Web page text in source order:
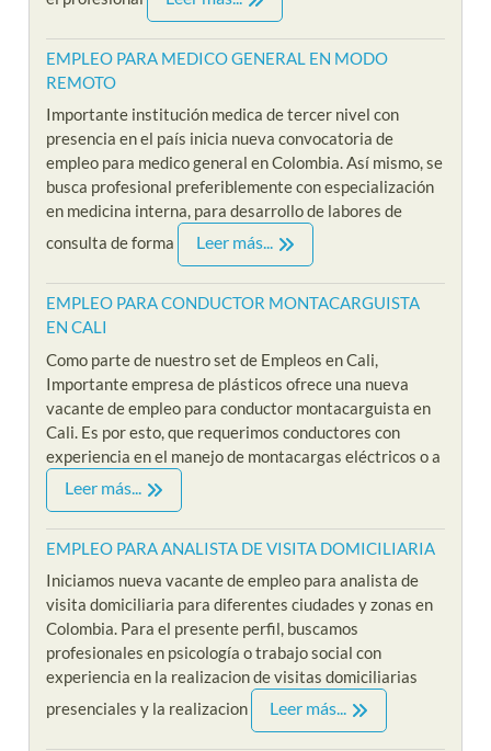
EMPLEO PARA MEDICO GENERAL EN MODO
REMOTO
Importante institución medica de tercer nivel con
presencia en el país inicia nueva convocatoria de
empleo para medico general en Colombia. Así mismo, se
busca profesional preferiblemente con especialización
en medicina interna, para desarrollo de labores de
consulta de forma
Leer más...
EMPLEO PARA CONDUCTOR MONTACARGUISTA
EN CALI
Como parte de nuestro set de Empleos en Cali,
Importante empresa de plásticos ofrece una nueva
vacante de empleo para conductor montacarguista en
Cali. Es por esto, que requerimos conductores con
experiencia en el manejo de montacargas eléctricos o a
Leer más...
EMPLEO PARA ANALISTA DE VISITA DOMICILIARIA
Iniciamos nueva vacante de empleo para analista de
visita domiciliaria para diferentes ciudades y zonas en
Colombia. Para el presente perfil, buscamos
profesionales en psicología o trabajo social con
experiencia en la realizacion de visitas domiciliarias
presenciales y la realizacion
Leer más...